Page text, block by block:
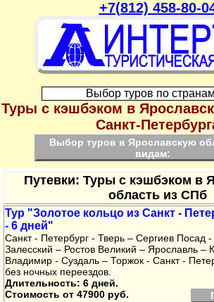
+7(812) 458-80-
Выбор туров по странам
Туры с кэшбэком в
Санкт-
Выбор туров в Ярославскую
видам:
Путевки: Туры с кэшбэком в
область из СПб
Тур "Золотое кольцо из Санкт -
- 6 дней"
Санкт - Петербург - Тверь – Сергиев Посад
Залесский – Ростов Великий – Ярославль –
Владимир - Суздаль – Торжок - Санкт -
без ночных переездов.
Длительность: 6 дней.
Стоимость от 47900 руб.